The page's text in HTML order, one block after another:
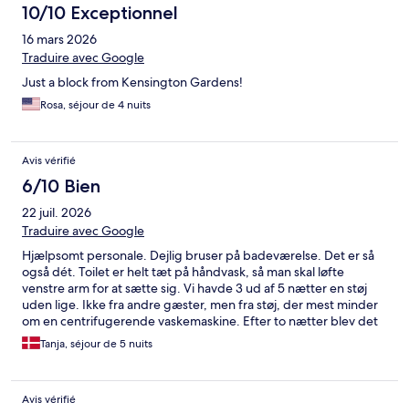
10/10 Exceptionnel
16 mars 2026
Traduire avec Google
Just a block from Kensington Gardens!
Rosa, séjour de 4 nuits
Avis vérifié
6/10 Bien
22 juil. 2026
Traduire avec Google
Hjælpsomt personale. Dejlig bruser på badeværelse. Det er så
også dét. Toilet er helt tæt på håndvask, så man skal løfte
venstre arm for at sætte sig. Vi havde 3 ud af 5 nætter en støj
uden lige. Ikke fra andre gæster, men fra støj, der mest minder
om en centrifugerende vaskemaskine. Efter to nætter blev det
løst. Men sidste nat var støjen retur. Virkelig ødelæggende for
nattesøvnen. Så på trods af venligt personale og god
Tanja, séjour de 5 nuits
Avis vérifié